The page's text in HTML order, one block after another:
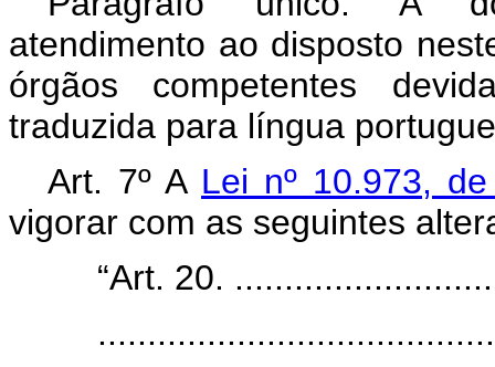
atendimento ao disposto
órgãos competentes
traduzida para língua
Art. 7º A Lei nº 10.973,
vigorar com as seguintes
“Art. 20.